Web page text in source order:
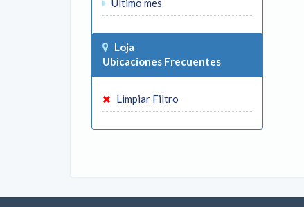
Último mes
Loja
Ubicaciones Frecuentes
Limpiar Filtro